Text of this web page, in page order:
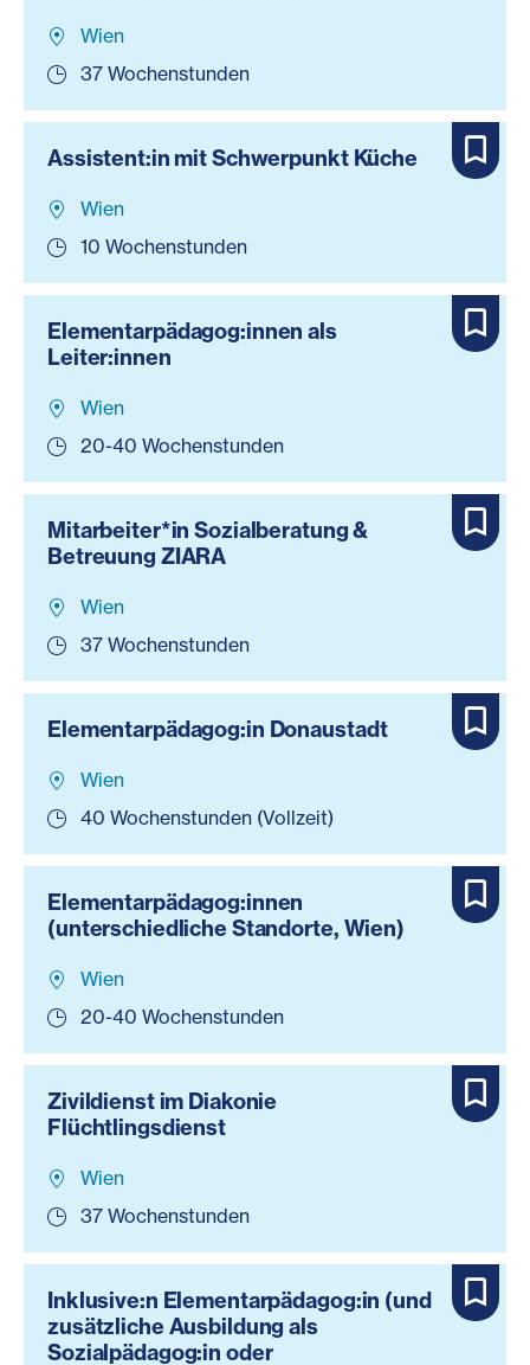
Wien
37 Wochenstunden
Assistent:in mit Schwerpunkt Küche
Wien
10 Wochenstunden
Elementarpädagog:innen als
Leiter:innen
Wien
20-40 Wochenstunden
Mitarbeiter*in Sozialberatung &
Betreuung ZIARA
Wien
37 Wochenstunden
Elementarpädagog:in Donaustadt
Wien
40 Wochenstunden (Vollzeit)
Elementarpädagog:innen
(unterschiedliche Standorte, Wien)
Wien
20-40 Wochenstunden
Zivildienst im Diakonie
Flüchtlingsdienst
Wien
37 Wochenstunden
Inklusive:n Elementarpädagog:in (und
zusätzliche Ausbildung als
Sozialpädagog:in oder